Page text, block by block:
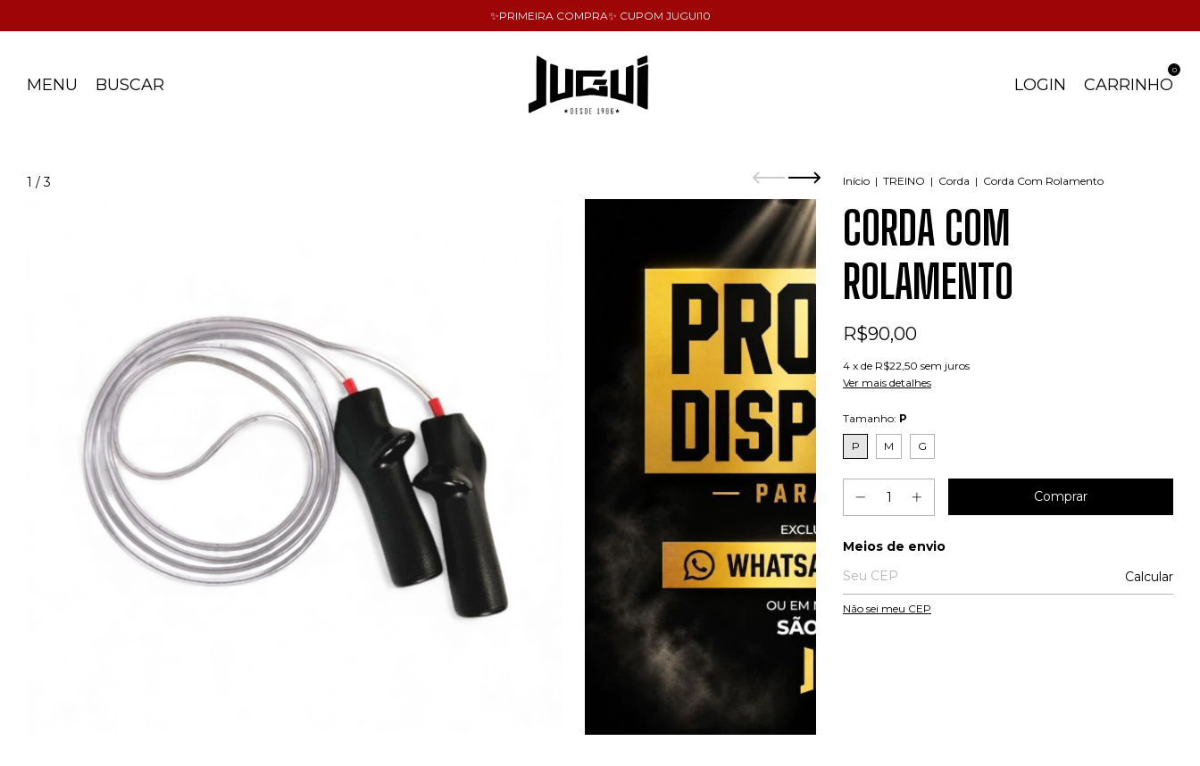
✨PRIMEIRA COMPRA✨ CUPOM JUGUI10
MENU BUSCAR LOGIN CARRINHO
0
1 /3 Início | TREINO | Corda | Corda Com Rolamento
CORDA COM
ROLAMENTO
R$90,00
4 x de R$22,50 sem juros
Ver mais detalhes
Tamanho: P
P M G
Entregas para o CEP:
Meios de envio
Calcular
Não sei meu CEP